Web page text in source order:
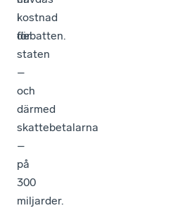
kostnad
för
staten
–
och
därmed
skattebetalarna
–
på
300
miljarder.
i
debatten.